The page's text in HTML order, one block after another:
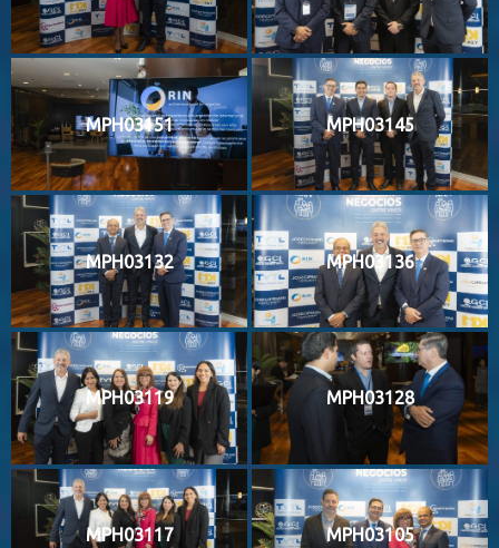
MPH03151 MPH03145
MPH03132 MPH03136
MPH03119 MPH03128
MPH03117 MPH03105